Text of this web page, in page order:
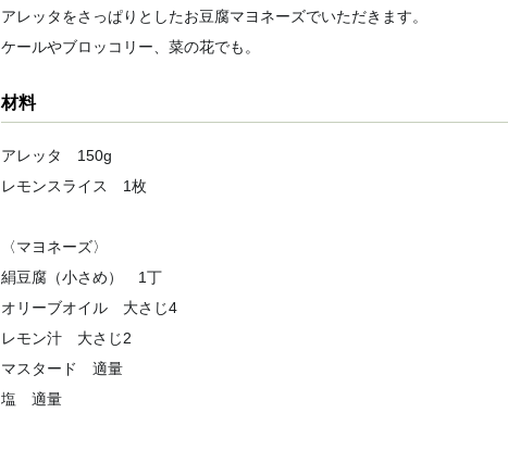
アレッタをさっぱりとしたお豆腐マヨネーズでいただきます。
ケールやブロッコリー、菜の花でも。
材料
アレッタ 150g
レモンスライス 1枚
〈マヨネーズ〉
絹豆腐（小さめ） 1丁
オリーブオイル 大さじ4
レモン汁 大さじ2
マスタード 適量
塩 適量